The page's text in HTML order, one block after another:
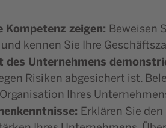
zeigen: Beweisen
kennen Sie Ihre
des Unternehmens
Risiken abgesichert ist.
Ihres
Erklären Sie